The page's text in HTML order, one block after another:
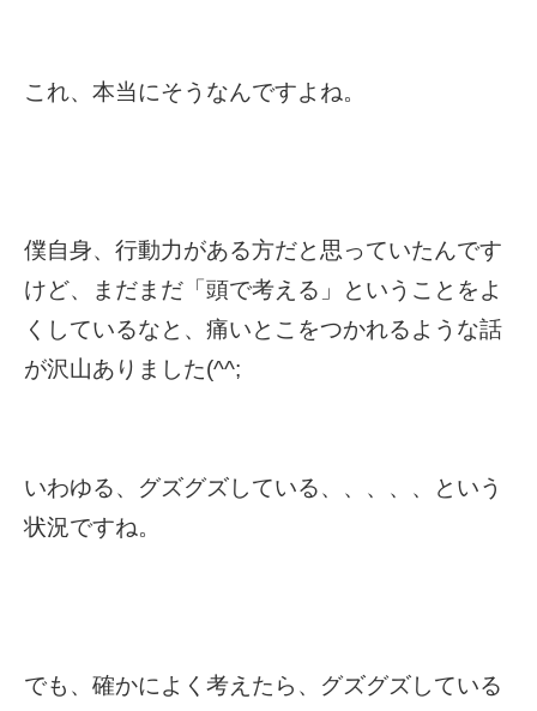
これ、本当にそうなんですよね。
僕自身、行動力がある方だと思っていたんです
けど、まだまだ「頭で考える」ということをよ
くしているなと、痛いとこをつかれるような話
が沢山ありました(^^;
いわゆる、グズグズしている、、、、、という
状況ですね。
でも、確かによく考えたら、グズグズしている